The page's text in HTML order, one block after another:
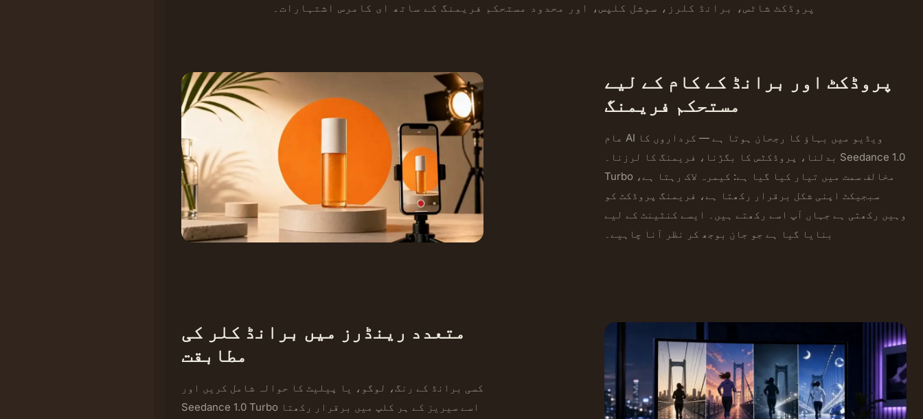
پروڈکٹ شاٹس، برانڈ کلرز، سوشل کلپس، اور محدود مستحکم فریمنگ کے ساتھ ای کامرس اشتہارات۔
پروڈکٹ اور برانڈ کے کام کے لیے
مستحکم فریمنگ
عام AI ویڈیو میں بہاؤ کا رجحان ہوتا ہے — کرداروں کا
بدلنا، پروڈکٹس کا بگڑنا، فریمنگ کا لرزنا۔ Seedance 1.0
Turbo مخالف سمت میں تیار کیا گیا ہے: کیمرہ لاک رہتا ہے،
سبجیکٹ اپنی شکل برقرار رکھتا ہے، فریمنگ پروڈکٹ کو
وہیں رکھتی ہے جہاں آپ اسے رکھتے ہیں۔ ایسے کنٹینٹ کے لیے
بنایا گیا ہے جو جان بوجھ کر نظر آنا چاہیے۔
متعدد رینڈرز میں برانڈ کلر کی
مطابقت
کسی برانڈ کے رنگ، لوگو، یا پیلیٹ کا حوالہ شامل کریں اور
Seedance 1.0 Turbo اسے سیریز کے ہر کلپ میں برقرار رکھتا